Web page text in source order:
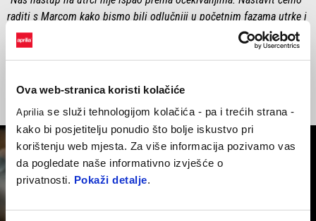
Ova web-stranica koristi kolačiće
Aprilia se služi tehnologijom kolačića - pa i trećih strana -
kako bi posjetitelju ponudio što bolje iskustvo pri
korištenju web mjesta. Za više informacija pozivamo vas
da pogledate naše informativno izvješće o
privatnosti. Pokaži detalje.
raditi s Marcom kako bismo bili odlučniji u početnim fazama utrke i
napadima vremena. Unatoč tome, izvedba danas pada u drugi plan i
naše su misli s Jorgeom u ovom teškom razdoblju – stojimo uz